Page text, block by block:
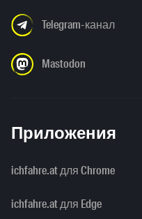
Telegram-канал
Mastodon
Приложения
ichfahre.at для Chrome
ichfahre.at для Edge